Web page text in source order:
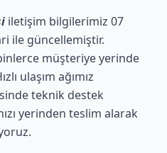
iletişim bilgilerimiz 07
ile güncellemiştir.
müşteriye yerinde
ulaşım ağımız
teknik destek
yerinden teslim alarak